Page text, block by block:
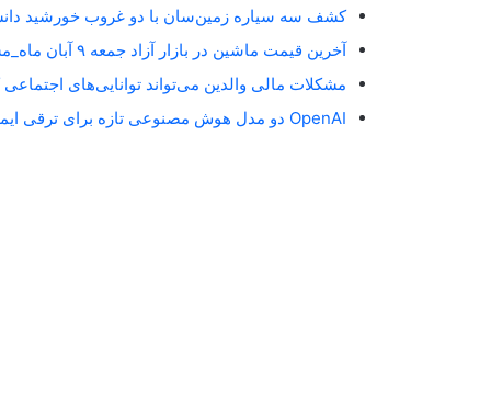
کشف سه سیاره زمین‌سان با دو غروب خورشید
آخرین قیمت ماشین در بازار آزاد جمعه ۹ آبان ماه_مستطیل زرد
مشکلات مالی والدین می‌تواند توانایی‌های
OpenAI دو مدل هوش مصنوعی تازه برای ترقی ایمنی آنلاین معارفه کرد_مستطیل زرد